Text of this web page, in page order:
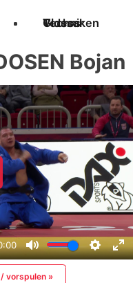
Techniken
Videos
Glossar
Bojan
vorspulen »